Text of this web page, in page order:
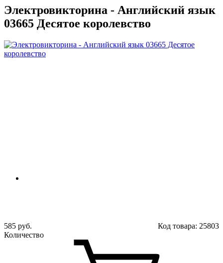
Электровикторина - Английский язык
03665 Десятое королевство
585 руб. Код товара: 25803
Количество